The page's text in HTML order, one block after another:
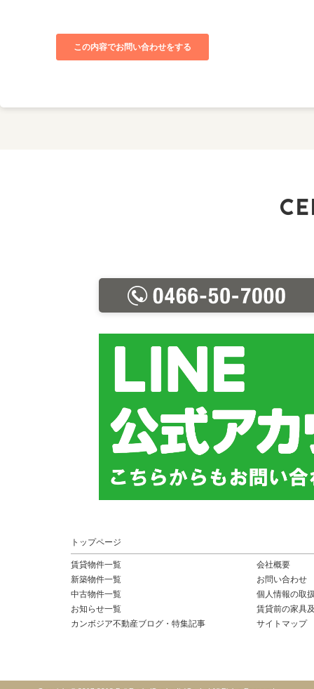
トップページ
賃貸物件一覧
新築物件一覧
中古物件一覧
お知らせ一覧
カンボジア不動産ブログ・特集記事
会社概要
お問い合わせ
個人情報の取
賃貸前の家具
サイトマップ